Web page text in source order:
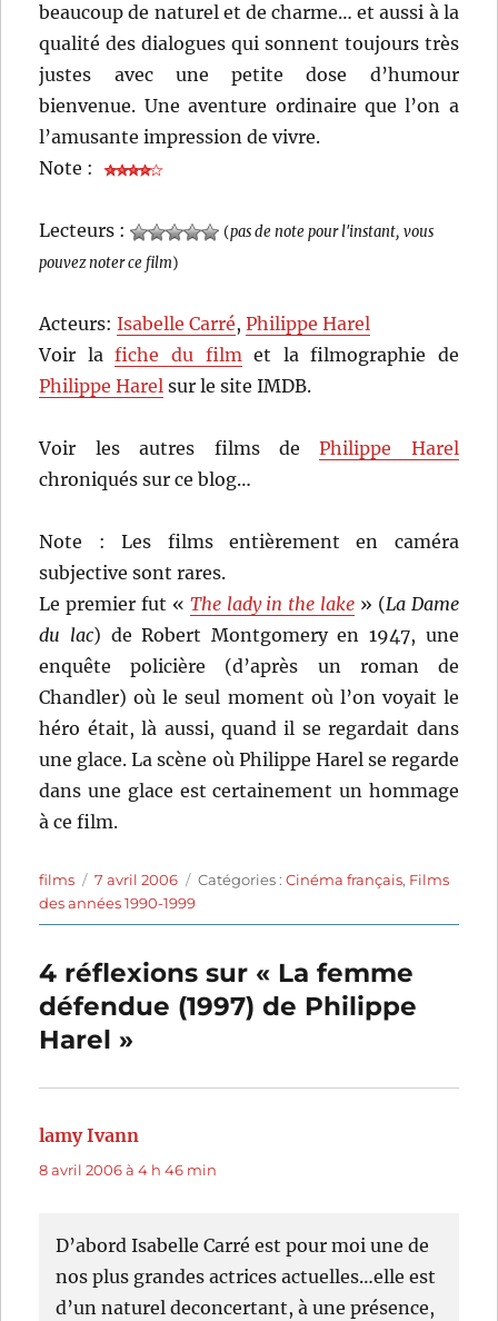
beaucoup de naturel et de charme… et aussi à la
qualité des dialogues qui sonnent toujours très
justes avec une petite dose d’humour
bienvenue. Une aventure ordinaire que l’on a
l’amusante impression de vivre.
Note :
Lecteurs : (pas de note pour l'instant, vous
pouvez noter ce film)
Acteurs:Isabelle Carré,Philippe Harel
Voir lafiche du filmet la filmographie de
Philippe Harel sur le site IMDB.
Voir les autres films dePhilippe Harel
chroniqués sur ce blog…
Note : Les films entièrement en caméra
subjective sont rares.
Le premier fut « The lady in the lake » (La Dame
du lac) de Robert Montgomery en 1947, une
enquête policière (d’après un roman de
Chandler) où le seul moment où l’on voyait le
héro était, là aussi, quand il se regardait dans
une glace. La scène où Philippe Harel se regarde
dans une glace est certainement un hommage
à ce film.
Auteur
films
Publié
le
7 avril 2006 Catégories
Catégories :Cinéma français, Films
des années 1990-1999
4 réflexions sur « La femme
défendue (1997) de Philippe
Harel »
lamy Ivann
8 avril 2006 à 4 h 46 min
D’abord Isabelle Carré est pour moi une de
nos plus grandes actrices actuelles…elle est
d’un naturel deconcertant, à une présence,